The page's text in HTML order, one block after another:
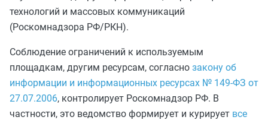
технологий и массовых коммуникаций
(Роскомнадзора РФ/РКН).
Соблюдение ограничений к используемым
площадкам, другим ресурсам, согласно закону об
информации и информационных ресурсах № 149-ФЗ от
27.07.2006, контролирует Роскомнадзор РФ. В
частности, это ведомство формирует и курирует все